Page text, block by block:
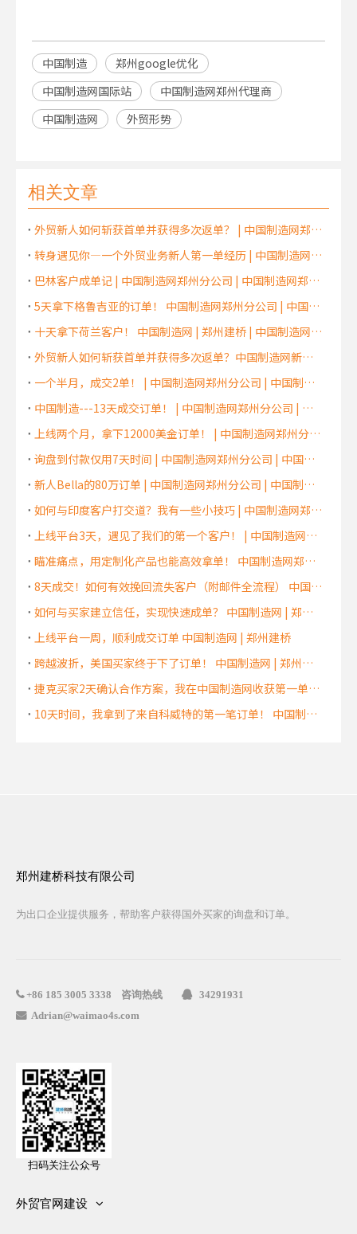
中国制造
郑州google优化
中国制造网国际站
中国制造网郑州代理商
中国制造网
外贸形势
相关文章
外贸新人如何斩获首单并获得多次返单？ | 中国制造网郑州分公司 | 中国制造网郑州服务中心 | 中国制造网河南代理商
转身遇见你—一个外贸业务新人第一单经历 | 中国制造网郑州分公司 | 中国制造网郑州服务中心 | 中国制造网河南代理商
巴林客户成单记 | 中国制造网郑州分公司 | 中国制造网郑州服务中心 | 中国制造网河南代理商
5天拿下格鲁吉亚的订单！ 中国制造网郑州分公司 | 中国制造网郑州服务中心 | 中国制造网河南代理商
十天拿下荷兰客户！ 中国制造网 | 郑州建桥 | 中国制造网郑州服务中心 | 中国制造网河南代理商
外贸新人如何斩获首单并获得多次返单？中国制造网新乡代理商 | 中国制造网郑州分公司 | 中国制造网郑州服务中心 | 中国制造网河南代理商
一个半月，成交2单！ | 中国制造网郑州分公司 | 中国制造网郑州服务中心 | 中国制造网河南代理商
中国制造---13天成交订单！ | 中国制造网郑州分公司 | 中国制造网郑州服务中心 | 中国制造网河南代理商
上线两个月，拿下12000美金订单！ | 中国制造网郑州分公司 | 中国制造网郑州服务中心 | 中国制造网河南代理商
询盘到付款仅用7天时间 | 中国制造网郑州分公司 | 中国制造网郑州服务中心 | 中国制造网河南代理商
新人Bella的80万订单 | 中国制造网郑州分公司 | 中国制造网郑州服务中心 | 中国制造网河南代理商
如何与印度客户打交道？我有一些小技巧 | 中国制造网郑州分公司 | 中国制造网郑州服务中心 | 中国制造网河南代理商
上线平台3天，遇见了我们的第一个客户！ | 中国制造网郑州分公司 | 中国制造网郑州服务中心 | 中国制造网河南代理商
瞄准痛点，用定制化产品也能高效拿单！ 中国制造网郑州分公司 | 中国制造网郑州服务中心 | 中国制造网河南代理商
8天成交！如何有效挽回流失客户（附邮件全流程） 中国制造网 | 郑州建桥
如何与买家建立信任，实现快速成单？ 中国制造网 | 郑州建桥
上线平台一周，顺利成交订单 中国制造网 | 郑州建桥
跨越波折，美国买家终于下了订单！ 中国制造网 | 郑州建桥
捷克买家2天确认合作方案，我在中国制造网收获第一单！ 中国制造网 | 郑州建桥
10天时间，我拿到了来自科威特的第一笔订单！ 中国制造网 | 郑州建桥
郑州建桥科技有限公司
为出口企业提供服务，帮助客户获得国外买家的询盘和订单。
+86 185 3005 3338 咨询热线  34291931
 Adrian@waimao4s.com
扫码关注公众号
外贸官网建设